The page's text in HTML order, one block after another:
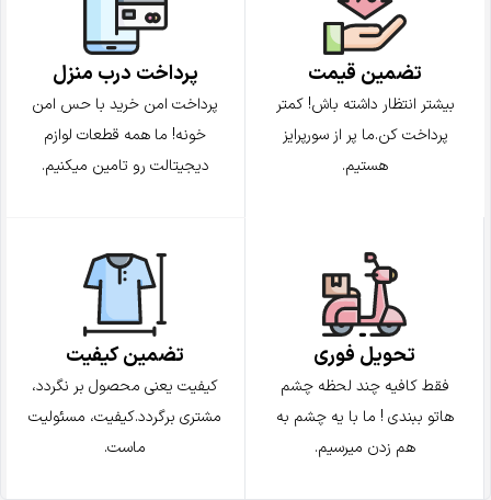
تضمین قیمت
بیشتر انتظار داشته باش! کمتر
پرداخت کن.ما پر از سورپرایز
هستیم.
پرداخت درب منزل
پرداخت امن خرید با حس امن
خونه! ما همه قطعات لوازم
دیجیتالت رو تامین میکنیم.
تحویل فوری
فقط کافیه چند لحظه چشم
هاتو ببندی ! ما با یه چشم به
هم زدن میرسیم.
تضمین کیفیت
کیفیت یعنی محصول بر نگردد،
مشتری برگردد.کیفیت، مسئولیت
ماست.